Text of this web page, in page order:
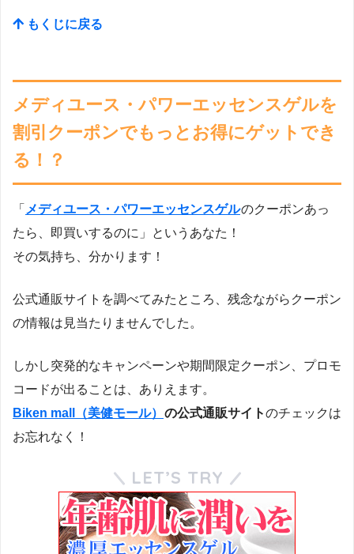
もくじに戻る
メディユース・パワーエッセンスゲルを
割引クーポンでもっとお得にゲットでき
る！？
「 メディユース・パワーエッセンスゲルのクーポンあっ
たら、即買いするのに」というあなた！
その気持ち、分かります！
公式通販サイトを調べてみたところ、残念ながらクーポン
の情報は見当たりませんでした。
しかし突発的なキャンペーンや期間限定クーポン、プロモ
コードが出ることは、ありえます。
Biken mall（美健モール） の公式通販サイトのチェックは
お忘れなく！
LET’S TRY